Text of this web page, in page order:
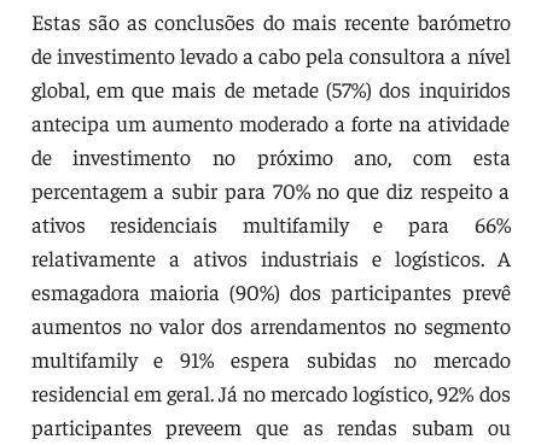
Estas são as conclusões do mais recente barómetro
de investimento levado a cabo pela consultora a nível
global, em que mais de metade (57%) dos inquiridos
antecipa um aumento moderado a forte na atividade
de investimento no próximo ano, com esta
percentagem a subir para 70% no que diz respeito a
ativos residenciais multifamily e para 66%
relativamente a ativos industriais e logísticos. A
esmagadora maioria (90%) dos participantes prevê
aumentos no valor dos arrendamentos no segmento
multifamily e 91% espera subidas no mercado
residencial em geral. Já no mercado logístico, 92% dos
participantes preveem que as rendas subam ou